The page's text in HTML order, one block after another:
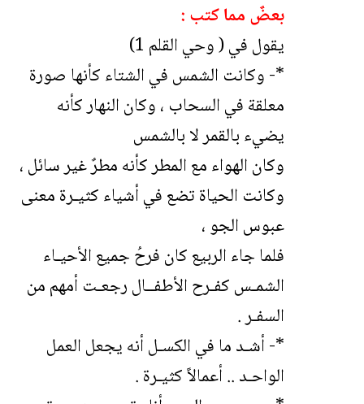
بعضٌ مما كتب :
يقول في ( وحي القلم 1)
*- وكانت الشمس في الشتاء كأنها صورة
معلقة في السحاب ، وكان النهار كأنه
يضيء بالقمر لا بالشمس
وكان الهواء مع المطر كأنه مطرٌ غير سائل ،
وكانت الحياة تضع في أشياء كثيـرة معنى
عبوس الجو ،
فلما جاء الربيع كان فرحُ جميع الأحيـاء
الشمـس كفـرح الأطفــال رجعـت أمهم من
السفـر .
*- أشـد ما في الكسـل أنه يجعل العمل
الواحـد .. أعمالاً كثيـرة .